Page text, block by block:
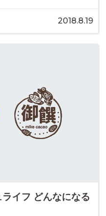
2018.8.19
イフ どんなになる